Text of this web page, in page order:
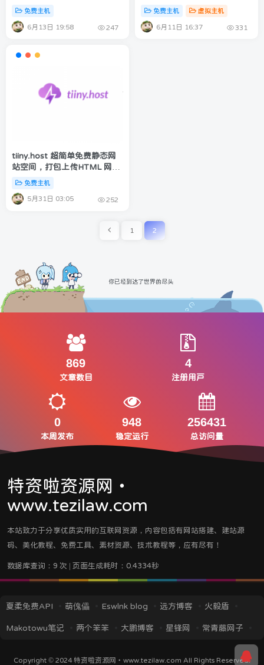
流量适合新手练手
免费主机
6月13日 19:58 247
机申请
免费主机 虚拟主机
6月11日 16:37 331
tiiny.host 超简单免费静态网
站空间，打包上传HTML 网页
免费主机
5月31日 03:05 252
1 2
你已经到达了世界的尽头
869
文章数目
4
注册用户
0
本周发布
948
稳定运行
256431
总访问量
特资啦资源网・
www.tezilaw.com
本站致力于分享优质实用的互联网资源，内容包括有网站搭建、建站源
码、美化教程、免费工具、素材资源、技术教程等，应有尽有！
数据库查询：9 次 | 页面生成耗时：0.4334秒
夏柔免费API 萌傀儡 Eswlnk blog 远方博客 火毅盾
Makotowu笔记 两个笨笨 大鹏博客 星锋网 常青藤网子
TITAIKE
Copyright © 2024特资啦资源网・www.tezilaw.com All Rights Reserved.